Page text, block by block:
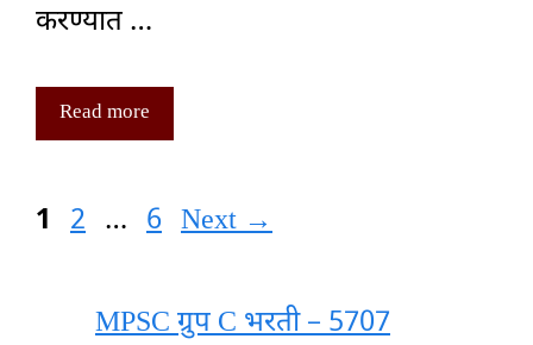
करण्यात …
Read more
Page
1 Page
2 … Page
6 Next→
MPSC ग्रुप C भरती – 5707